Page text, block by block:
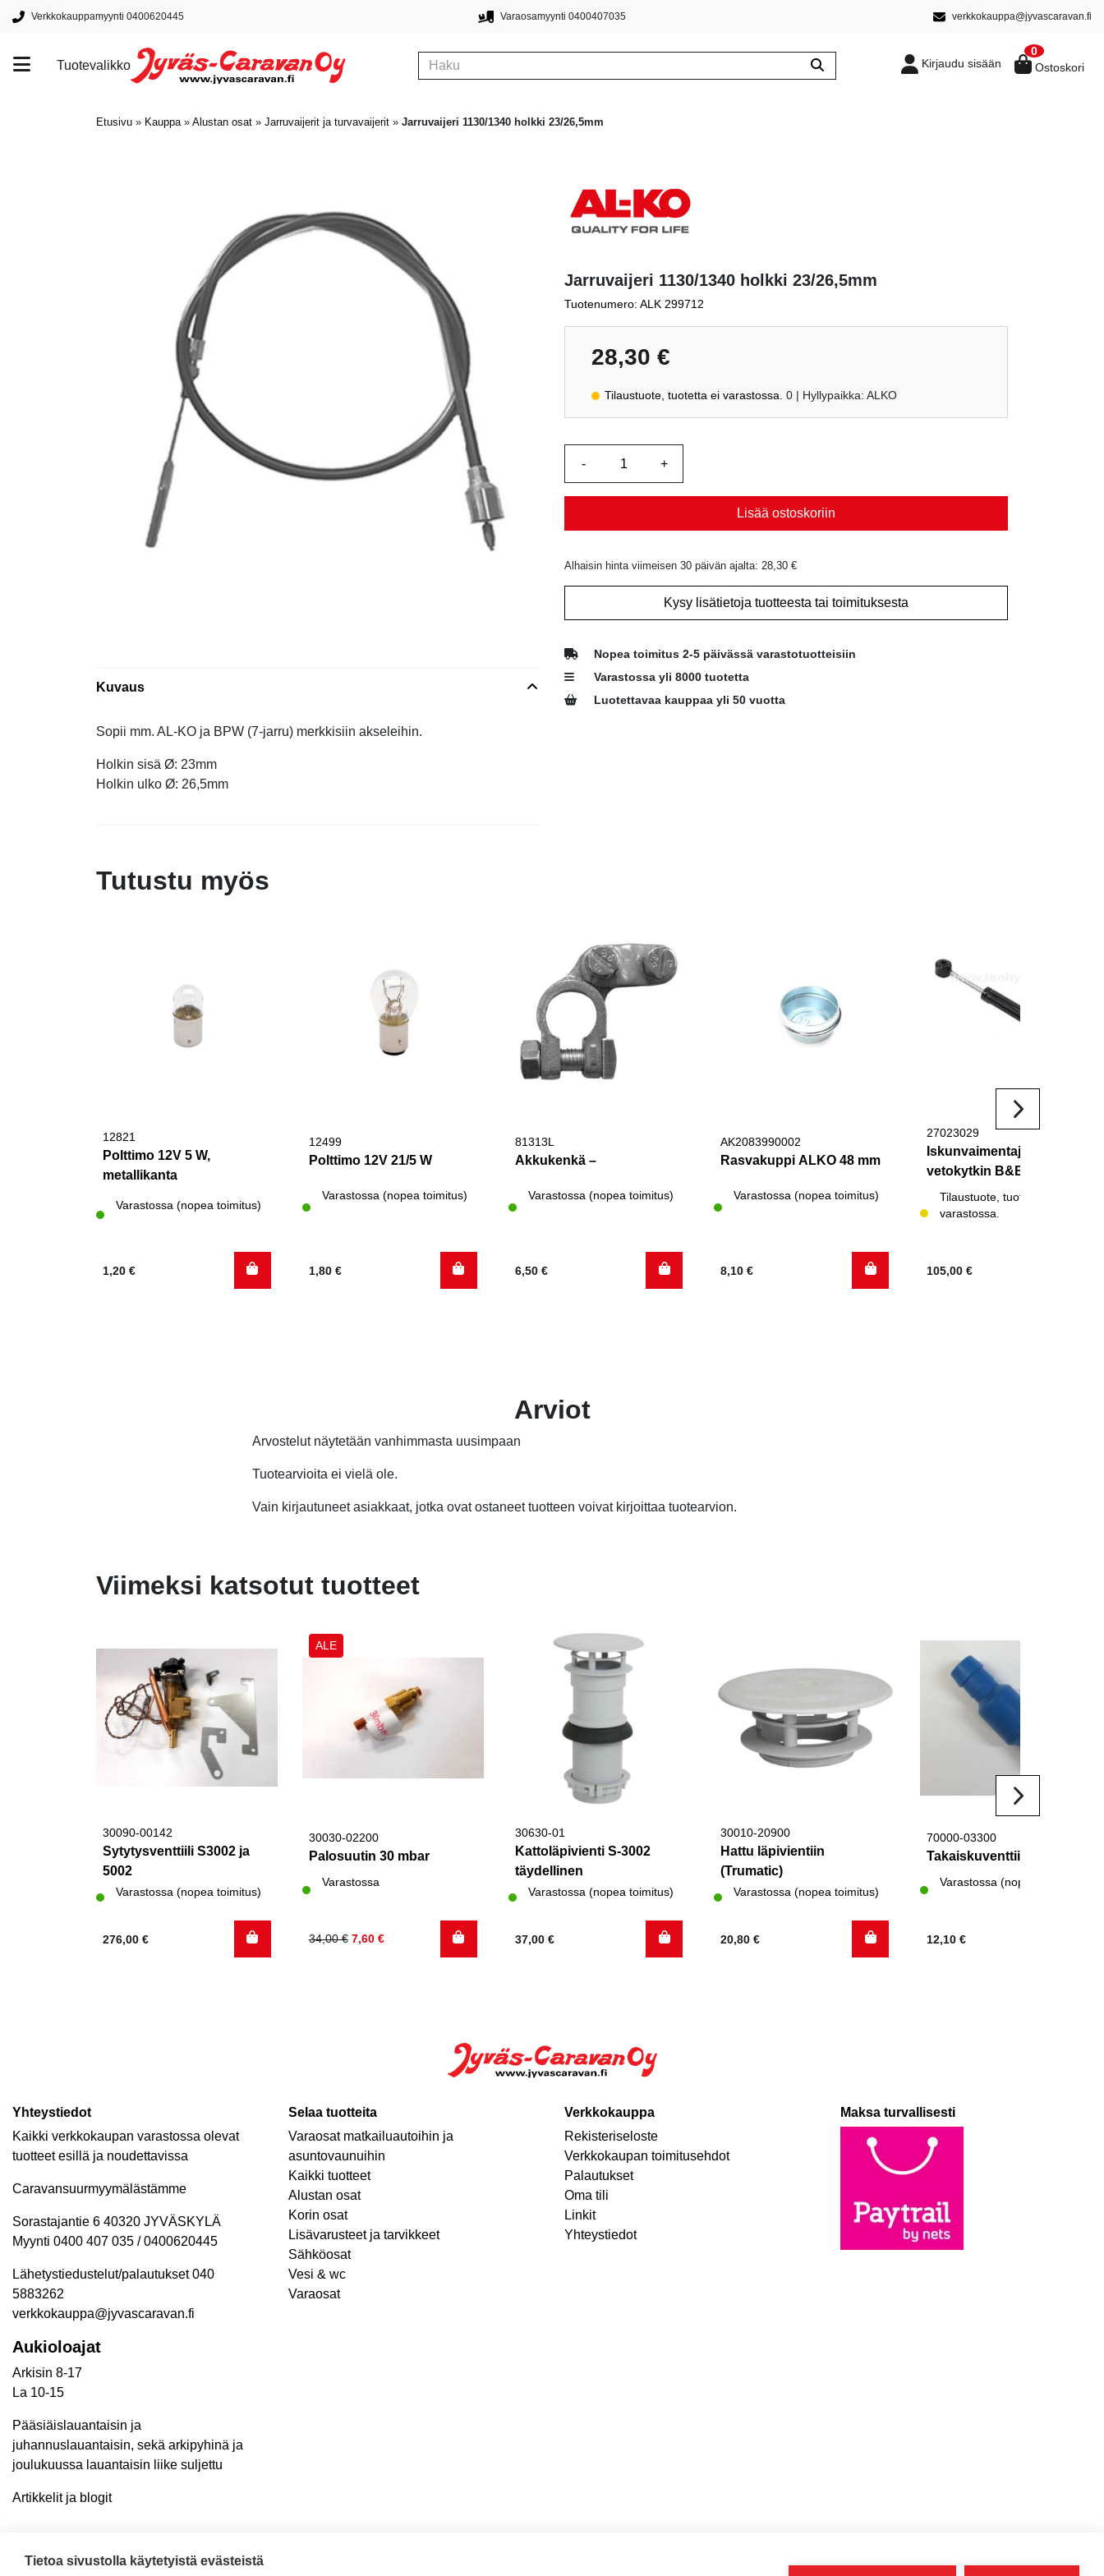
Verkkokauppamyynti 0400620445 Varaosamyynti 0400407035 verkkokauppa@jyvascaravan.fi
Tuotevalikko Kirjaudu sisään
0
Ostoskori
Etusivu » Kauppa» Alustan osat » Jarruvaijerit ja turvavaijerit » Jarruvaijeri 1130/1340 holkki 23/26,5mm
Kuvaus
Sopii mm. AL-KO ja BPW (7-jarru) merkkisiin akseleihin.
Holkin sisä Ø: 23mm
Holkin ulko Ø: 26,5mm
Jarruvaijeri 1130/1340 holkki 23/26,5mm
Tuotenumero: ALK 299712
28,30 €
Tilaustuote, tuotetta ei varastossa. 0 | Hyllypaikka: ALKO
Lisää ostoskoriin
Alhaisin hinta viimeisen 30 päivän ajalta: 28,30 €
Kysy lisätietoja tuotteesta tai toimituksesta
Nopea toimitus 2-5 päivässä varastotuotteisiin
Varastossa yli 8000 tuotetta
Luotettavaa kauppaa yli 50 vuotta
Tutustu myös
12821
Polttimo 12V 5 W,
metallikanta
Varastossa (nopea toimitus)
1,20 €
12499
Polttimo 12V 21/5 W
Varastossa (nopea toimitus)
1,80 €
81313L
Akkukenkä –
Varastossa (nopea toimitus)
6,50 €
AK2083990002
Rasvakuppi ALKO 48 mm
Varastossa (nopea toimitus)
8,10€
27023029
Iskunvaimentaja
vetokytkin B&B
Tilaustuote, tuotetta ei
varastossa.
105,00€
Arviot
Arvostelut näytetään vanhimmasta uusimpaan
Tuotearvioita ei vielä ole.
Vain kirjautuneet asiakkaat, jotka ovat ostaneet tuotteen voivat kirjoittaa tuotearvion.
Viimeksi katsotut tuotteet
30090-00142
Sytytysventtiili S3002 ja
5002
Varastossa (nopea toimitus)
276,00 €
ALE
30030-02200
Palosuutin 30 mbar
Varastossa
34,00€
Alkuperäinen
7,60 €
Nykyinen
30630-01
Kattoläpivienti S-3002
täydellinen
Varastossa (nopea toimitus)
37,00 €
30010-20900
Hattu läpivientiin
(Trumatic)
Varastossa (nopea toimitus)
20,80€
70000-03300
Takaiskuventtiili Truma
Varastossa (nopea toimitus)
12,10€
Yhteystiedot
Kaikki verkkokaupan varastossa olevat
tuotteet esillä ja noudettavissa
Caravansuurmyymälästämme
Sorastajantie 6 40320 JYVÄSKYLÄ
Myynti 0400 407 035 / 0400620445
Lähetystiedustelut/palautukset 040
5883262
verkkokauppa@jyvascaravan.fi
Aukioloajat
Arkisin 8-17
La 10-15
Pääsiäislauantaisin ja
juhannuslauantaisin, sekä arkipyhinä ja
joulukuussa lauantaisin liike suljettu
Artikkelit ja blogit
Selaa tuotteita
Varaosat matkailuautoihin ja
asuntovaunuihin
Kaikki tuotteet
Alustan osat
Korin osat
Lisävarusteet ja tarvikkeet
Sähköosat
Vesi & wc
Varaosat
Verkkokauppa
Rekisteriseloste
Verkkokaupan toimitusehdot
Palautukset
Oma tili
Linkit
Yhteystiedot
Maksa turvallisesti
Tietoa sivustolla käytetyistä evästeistä